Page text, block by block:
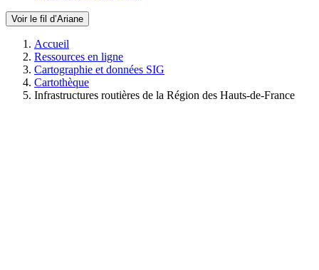
Voir le fil d’Ariane
Accueil
Ressources en ligne
Cartographie et données SIG
Cartothèque
Infrastructures routières de la Région des Hauts-de-France